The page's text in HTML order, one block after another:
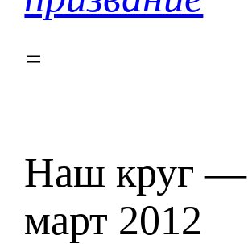
Наш круг —
март 2012